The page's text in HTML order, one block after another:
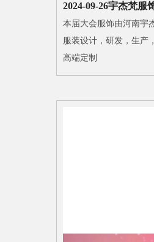
2024-09-26宇杰梵服
本届大会服饰由河南宇
服装设计，研发，生产
高端定制